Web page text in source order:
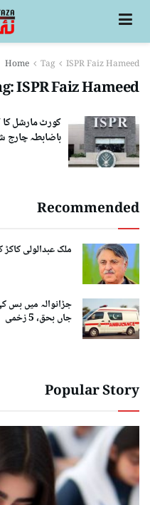
Home Tag ISPR Faiz Hameed
ISPR Faiz Hameed
کورٹ مارشل
باضابطہ چارج
Recommended
ملک عبدالولی کاکڑ
جاں بحق، 5 زخمی
Popular Story